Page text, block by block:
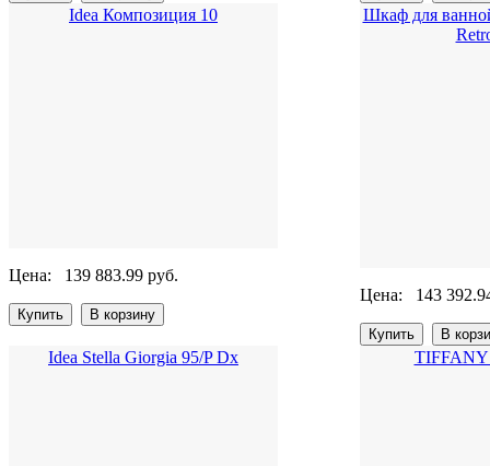
Idea Композиция 10
Цена: 139 883.99 руб.
Шкаф для
Цена: 143
Idea Stella Giorgia 95/P Dx TIFFANY